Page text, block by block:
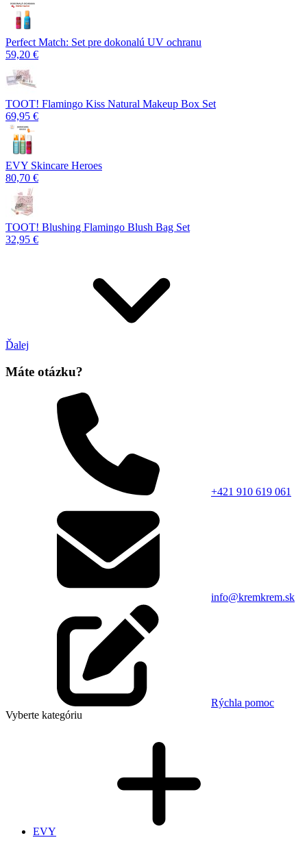
Perfect Match: Set pre dokonalú UV ochranu
59,20 €
TOOT! Flamingo Kiss Natural Makeup Box Set
69,95 €
EVY Skincare Heroes
80,70 €
TOOT! Blushing Flamingo Blush Bag Set
32,95 €
Ďalej
Máte otázku?
+421 910 619 061
info@kremkrem.sk
Rýchla pomoc
Vyberte kategóriu
EVY